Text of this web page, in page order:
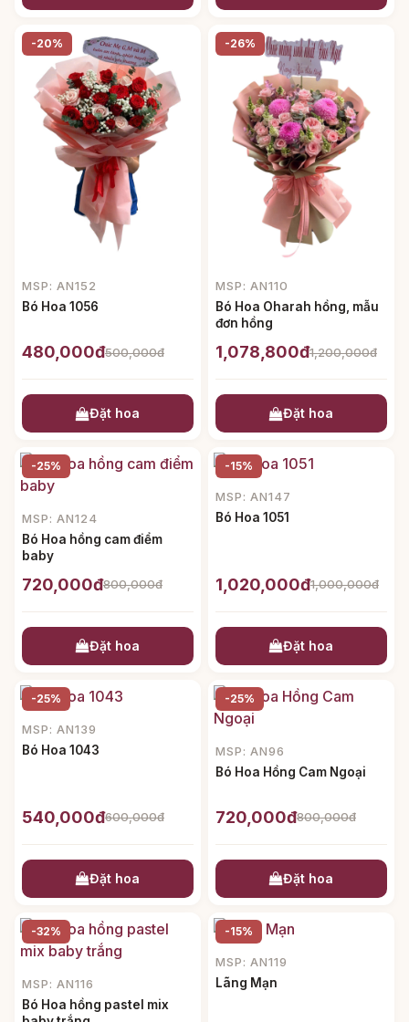
-20%
MSP: AN152
Bó Hoa 1056
480,000đ500,000đ
Đặt hoa
-26%
MSP: AN110
Bó Hoa Oharah hồng, mẫu
đơn hồng
1,078,800đ1,200,000đ
Đặt hoa
-25%
MSP: AN124
Bó Hoa hồng cam điểm
baby
720,000đ800,000đ
Đặt hoa
-15%
MSP: AN147
Bó Hoa 1051
1,020,000đ1,000,000đ
Đặt hoa
-25%
MSP: AN139
Bó Hoa 1043
540,000đ600,000đ
Đặt hoa
-25%
MSP: AN96
Bó Hoa Hồng Cam Ngoại
720,000đ800,000đ
Đặt hoa
-32%
MSP: AN116
Bó Hoa hồng pastel mix
-15%
MSP: AN119
Lãng Mạn